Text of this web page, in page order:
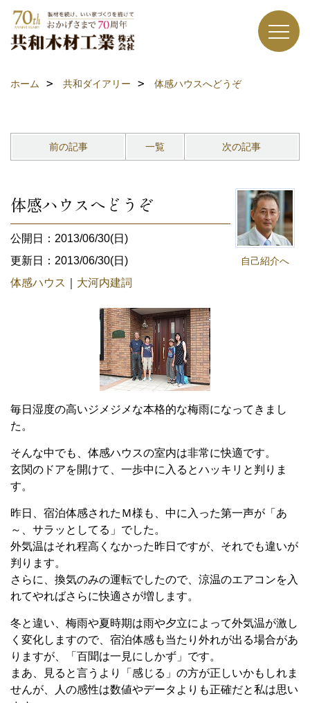
ホーム 共和ダイアリー 体感ハウスへどうぞ
前の記事 一覧 次の記事
自己紹介へ
体感ハウスへどうぞ
公開日：2013/06/30(日)
更新日：2013/06/30(日)
体感ハウス
大河内建詞
毎日湿度の高いジメジメな本格的な梅雨になってきまし
た。
そんな中でも、体感ハウスの室内は非常に快適です。
玄関のドアを開けて、一歩中に入るとハッキリと判りま
す。
昨日、宿泊体感されたＭ様も、中に入った第一声が「あ
～、サラッとしてる」でした。
外気温はそれ程高くなかった昨日ですが、それでも違いが
判ります。
さらに、換気のみの運転でしたので、涼温のエアコンを入
れてやればさらに快適さが増します。
冬と違い、梅雨や夏時期は雨や夕立によって外気温が激し
く変化しますので、宿泊体感も当たり外れが出る場合があ
りますが、「百聞は一見にしかず」です。
まあ、見ると言うより「感じる」の方が正しいかもしれま
せんが、人の感性は数値やデータよりも正確だと私は思い